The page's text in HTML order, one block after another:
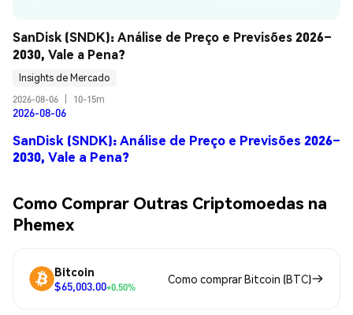
SanDisk (SNDK): Análise de Preço e Previsões 2026–
2030, Vale a Pena?
Insights de Mercado
2026-08-06
10-15m
2026-08-06
SanDisk (SNDK): Análise de Preço e Previsões 2026–
2030, Vale a Pena?
Como Comprar Outras Criptomoedas na
Phemex
Bitcoin
$65,003.00+0.50%
Como comprar Bitcoin (BTC)